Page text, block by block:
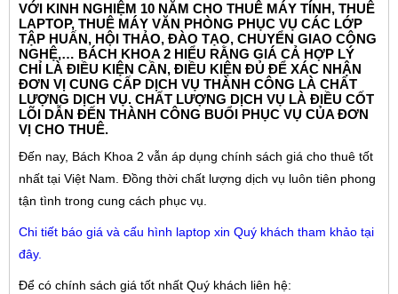
VỚI KINH NGHIỆM 10 NĂM CHO THUÊ MÁY TÍNH, THUÊ
LAPTOP, THUÊ MÁY VĂN PHÒNG PHỤC VỤ CÁC LỚP
TẬP HUẤN, HỘI THẢO, ĐÀO TẠO, CHUYỂN GIAO CÔNG
NGHỆ,… BÁCH KHOA 2 HIỂU RẰNG GIÁ CẢ HỢP LÝ
CHỈ LÀ ĐIỀU KIỆN CẦN, ĐIỀU KIỆN ĐỦ ĐỂ XÁC NHẬN
ĐƠN VỊ CUNG CẤP DỊCH VỤ THÀNH CÔNG LÀ CHẤT
LƯỢNG DỊCH VỤ. CHẤT LƯỢNG DỊCH VỤ LÀ ĐIỀU CỐT
LÕI DẪN ĐẾN THÀNH CÔNG BUỔI PHỤC VỤ CỦA ĐƠN
VỊ CHO THUÊ.
Đến nay, Bách Khoa 2 vẫn áp dụng chính sách giá cho thuê tốt
nhất tại Việt Nam. Đồng thời chất lượng dịch vụ luôn tiên phong
tận tình trong cung cách phục vụ.
Chi tiết báo giá và cấu hình laptop xin Quý khách tham khảo tại
đây.
Để có chính sách giá tốt nhất Quý khách liên hệ: